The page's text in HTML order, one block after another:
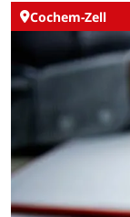
Cochem-Zell